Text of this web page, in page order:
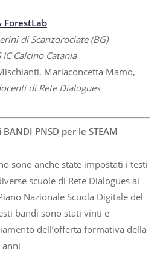
ForestLab
di Scanzorociate (BG)
IC Calcino Catania
Mariaconcetta Mamo,
di Rete Dialogues
PNSD per le STEAM
sono anche state impostati i testi
scuole di Rete Dialogues ai
Nazionale Scuola Digitale del
bandi sono stati vinti e
dell’offerta formativa della